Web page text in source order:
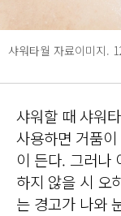
샤워타월 자료이미지.
샤워할 때 샤워
사용하면 거품
이 든다. 그러나
하지 않을 시 오
는 경고가 나와